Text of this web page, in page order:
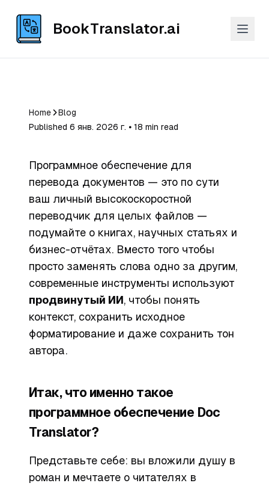
BookTranslator.ai
Home
Blog
Published 6 янв. 2026 г. ⦁ 18 min read
Программное обеспечение для
перевода документов — это по сути
ваш личный высокоскоростной
переводчик для целых файлов —
подумайте о книгах, научных статьях и
бизнес-отчётах. Вместо того чтобы
просто заменять слова одно за другим,
современные инструменты используют
продвинутый ИИ, чтобы понять
контекст, сохранить исходное
форматирование и даже сохранить тон
автора.
Итак, что именно такое
программное обеспечение Doc
Translator?
Представьте себе: вы вложили душу в
роман и мечтаете о читателях в